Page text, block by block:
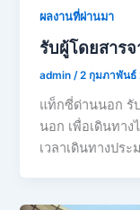
ผลงานที่ผ่านมา
รับผู้โดยสาร
admin /2 กุมภาพันธ์
แท็กซี่ด่านนอก รั
นอก เพื่อเดินทา
เวลาเดินทางปร